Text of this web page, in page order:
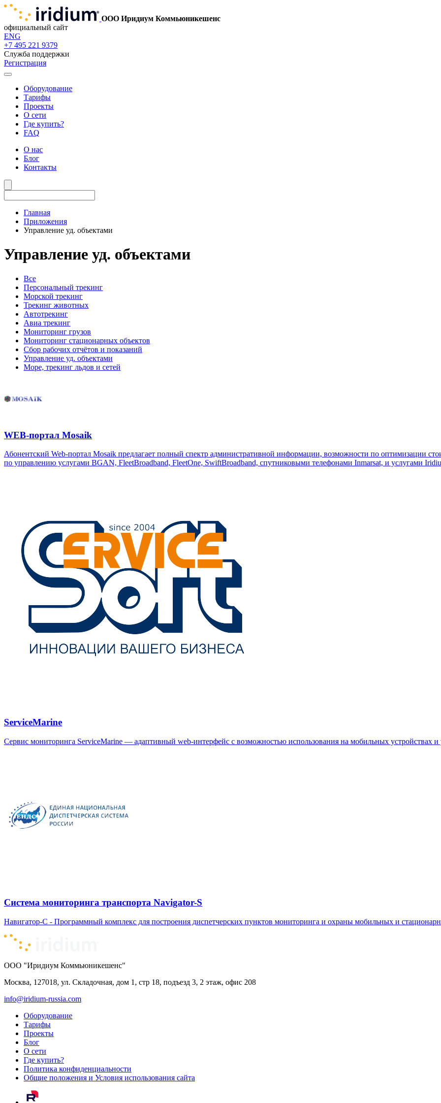
ООО Иридиум Коммьюникешенс
официальный сайт
ENG
+7 495 221 9379
Служба поддержки
Регистрация
Оборудование
Тарифы
Проекты
О сети
Где купить?
FAQ
О нас
Блог
Контакты
Главная
Приложения
Управление уд. объектами
Управление уд. объектами
Все
Персональный трекинг
Морской трекинг
Трекинг животных
Автотрекинг
Авиа трекинг
Мониторинг грузов
Мониторинг стационарных объектов
Сбор рабочих отчётов и показаний
Управление уд. объектами
Море, трекинг льдов и сетей
WEB-портал Mosaik
Абонентский Web-портал Mosaik предлагает полный спектр административной информации, возможности по оптимизации
по управлению услугами BGAN, FleetBroadband, FleetOne, SwiftBroadband, спутниковыми телефонами Inmarsat, и услугами
ServiceMarine
Сервис мониторинга ServiceMarine — адаптивный web-интерфейс с возможностью использования на мобильных устройствах
Система мониторинга транспорта Navigator-S
Навигатор-С - Программный комплекс для построения диспетчерских пунктов мониторинга и охраны мобильных и
ООО "Иридиум Коммьюникешенс"
Москва, 127018, ул. Складочная, дом 1, стр 18, подъезд 3, 2 этаж, офис 208
info@iridium-russia.com
Оборудование
Тарифы
Проекты
Блог
О сети
Где купить?
Политика конфиденциальности
Общие положения и Условия использования сайта